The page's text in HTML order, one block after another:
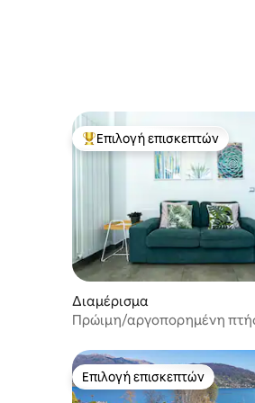
Κορυφαία επιλογή
Επιλογή επισκεπτών
Διαμέρισμα
Πρώιμη/αργοπορημένη
Επιλογή επισκεπτών
Επιλογή επισκεπτών